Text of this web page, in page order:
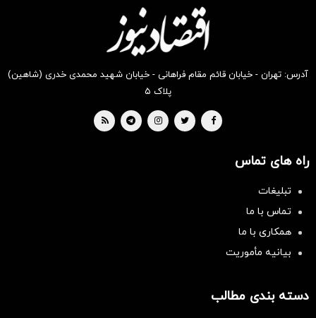
بخر !
بخر !
آدرس: تهران - خیابان قائم مقام فراهانی - خیابان شهید محمدی خدری (شاهین)
پلاک ۵
راه های تماس
تبلیغات
تماس با ما
همکاری با ما
بیانیه مأموریت
دسته بندی مطالب